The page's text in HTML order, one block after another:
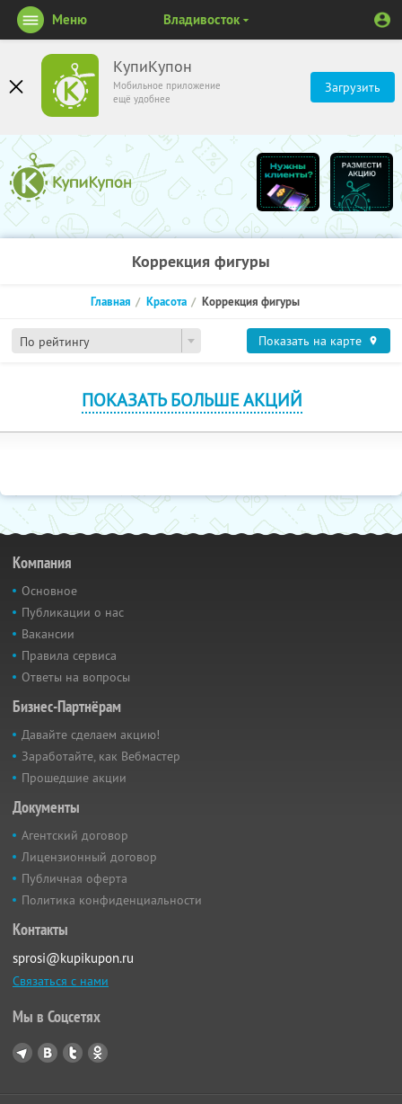
КупиКупон
Мобильное приложение
ещё удобнее
Загрузить
Меню Владивосток
Коррекция фигуры
По рейтингу
Главная Красота Коррекция фигуры
Показать на карте
ПОКАЗАТЬ БОЛЬШЕ АКЦИЙ
Компания
Основное
Публикации о нас
Вакансии
Правила сервиса
Ответы на вопросы
Бизнес-Партнёрам
Давайте сделаем акцию!
Заработайте, как Вебмастер
Прошедшие акции
Документы
Агентский договор
Лицензионный договор
Публичная оферта
Политика конфиденциальности
Контакты
sprosi@kupikupon.ru
Связаться с нами
Мы в Соцсетях